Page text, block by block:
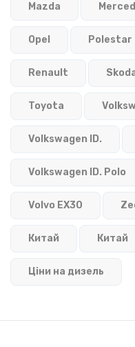
Mazda
Opel Polestar
Renault
Toyota
Volkswagen ID.
Volkswagen ID. Polo
Volvo EX30
Китай Китай
Ціни на дизель